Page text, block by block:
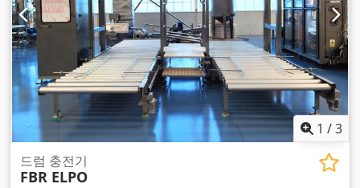
1 /3
드럼 충전기
FBR ELPO